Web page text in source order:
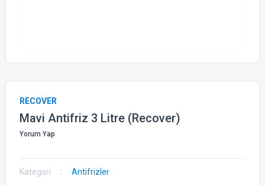
RECOVER
Mavi Antifriz 3 Litre (Recover)
Yorum Yap
Kategori Antifrizler